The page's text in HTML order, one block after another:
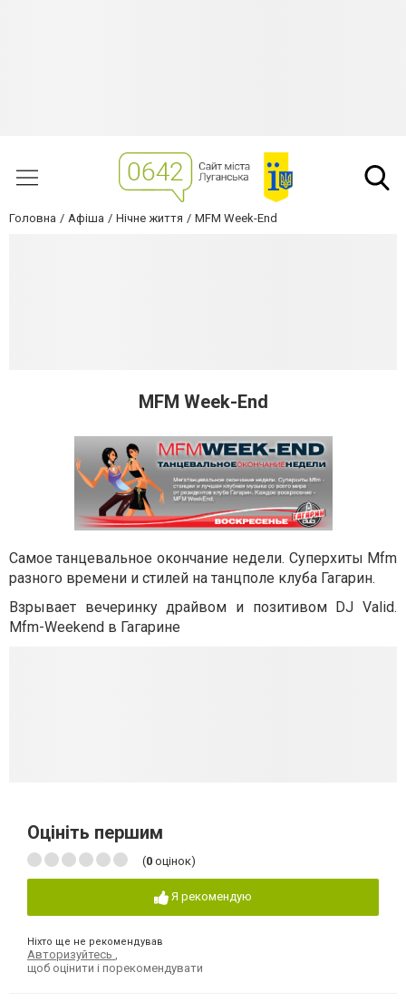
Головна Афіша Нічне життя MFM Week-End
MFM Week-End
Самое танцевальное окончание недели. Суперхиты Mfm
разного времени и стилей на танцполе клуба Гагарин.
Взрывает вечеринку драйвом и позитивом DJ Valid.
Mfm-Weekend в Гагарине
Оцініть першим
(0 оцінок)
Я рекомендую
Ніхто ще не рекомендував
Авторизуйтесь
щоб оцінити і порекомендувати